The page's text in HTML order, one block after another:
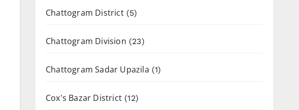
Chattogram District(5)
Chattogram Division (23)
Chattogram Sadar Upazila (1)
Cox's Bazar District (12)